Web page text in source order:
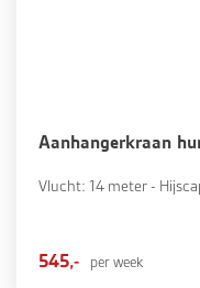
Aanhangerkraan
Vlucht: 14 meter -
545,- per week